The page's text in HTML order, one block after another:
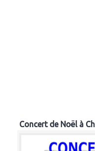
Concert de Noël à